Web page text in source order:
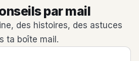
par mail
des histoires, des astuces
ta boîte mail.